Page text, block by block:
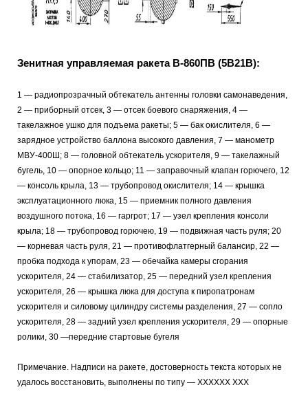
Зенитная управляемая ракета В-860ПВ (5В21В):
1 — радиопрозрачный обтекатель антенны головки самонаведения,
2 — приборный отсек, 3 — отсек боевого снаряжения, 4 —
такелажное ушко для подъема ракеты; 5 — бак окислителя, 6 —
зарядное устройство баллона высокого давления, 7 — манометр
МВУ-400Ш; 8 — головной обтекатель ускорителя, 9 — такелажный
бугель, 10 — опорное кольцо; 11 — заправочный клапан горючего, 12
— консоль крыла, 13 — трубопровод окислителя; 14 — крышка
эксплуатационного люка, 15 — приемник полного давления
воздушного потока, 16 — гаргрот; 17 — узел крепления консоли
крыла; 18 — трубопровод горючею, 19 — подвижная часть руля; 20
— корневая часть руля, 21 — противофлатгерный балансир, 22 —
пробка подхода к упорам, 23 — обечайка камеры сгорания
ускорителя, 24 — стабилизатор, 25 — передний узел крепления
ускорителя, 26 — крышка люка для доступа к пиропатронам
ускорителя и силовому цилиндру системы разделения, 27 — сопло
ускорителя, 28 — задний узел крепления ускорителя, 29 — опорные
ролики, 30 —передние стартовые бугеля
Примечание. Надписи на ракете, достоверность текста которых не
удалось восстановить, выполнены по типу — ХХХХХХ XXX